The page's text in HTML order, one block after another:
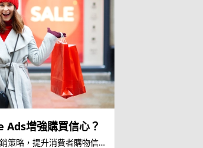
Ads增強購買信心？
策略，提升消費者購物信